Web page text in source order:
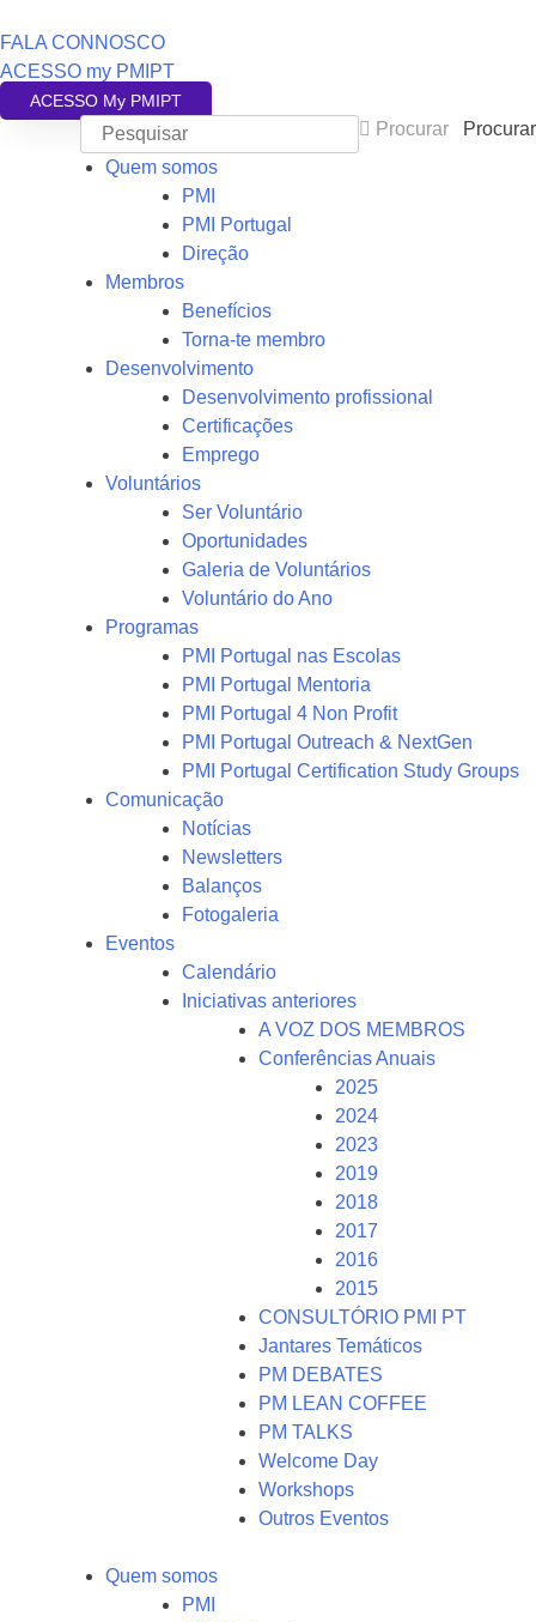
FALA CONNOSCO
ACESSO my PMIPT
ACESSO My PMIPT
Procurar
Procurar
Quem somos
PMI
PMI Portugal
Direção
Membros
Benefícios
Torna-te membro
Desenvolvimento
Desenvolvimento profissional
Certificações
Emprego
Voluntários
Ser Voluntário
Oportunidades
Galeria de Voluntários
Voluntário do Ano
Programas
PMI Portugal nas Escolas
PMI Portugal Mentoria
PMI Portugal 4 Non Profit
PMI Portugal Outreach & NextGen
PMI Portugal Certification Study Groups
Comunicação
Notícias
Newsletters
Balanços
Fotogaleria
Eventos
Calendário
Iniciativas anteriores
A VOZ DOS MEMBROS
Conferências Anuais
2025
2024
2023
2019
2018
2017
2016
2015
CONSULTÓRIO PMI PT
Jantares Temáticos
PM DEBATES
PM LEAN COFFEE
PM TALKS
Welcome Day
Workshops
Outros Eventos
Quem somos
PMI